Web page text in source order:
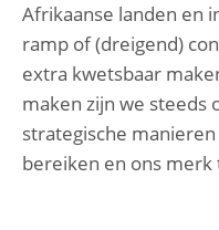
Afrikaanse landen en
ramp of (dreigend)
extra kwetsbaar
maken zijn we steeds
strategische
bereiken en ons